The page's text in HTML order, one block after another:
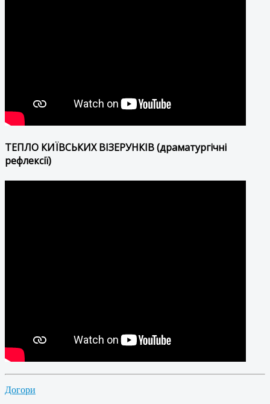
ТЕПЛО КИЇВСЬКИХ ВІЗЕРУНКІВ (драматургічні
рефлексії)
Догори